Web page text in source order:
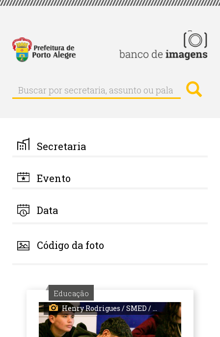
Pular
principal
Buscar
Buscar
por
palavra-
chave
Secretaria
Evento
Data
Código da foto
Educação
Henry Rodrigues / SMED / PMPA